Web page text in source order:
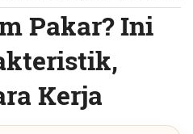
Pakar? Ini
Kerja